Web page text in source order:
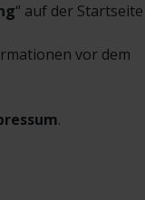
“ auf der Startseite
vor dem
.